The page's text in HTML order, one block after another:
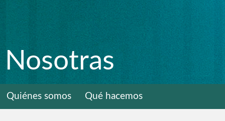
Nosotras
Quiénes somos Qué hacemos